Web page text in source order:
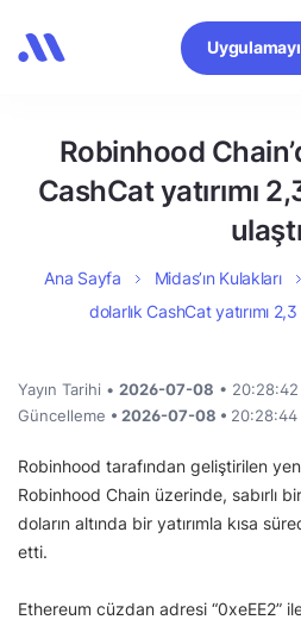
Robinhood
CashCat yatırımı
ulaştı
Ana Sayfa Midas’ın Kulakları
dolarlık CashCat yatırımı
Yayın Tarihi • 2026-07-08 • 20:28:42
Güncelleme • 2026-07-08 • 20:28:44
Robinhood tarafından geliştirilen
Robinhood Chain üzerinde, sabırlı
doların altında bir yatırımla kısa
etti.
Ethereum cüzdan adresi “0xeEE2”